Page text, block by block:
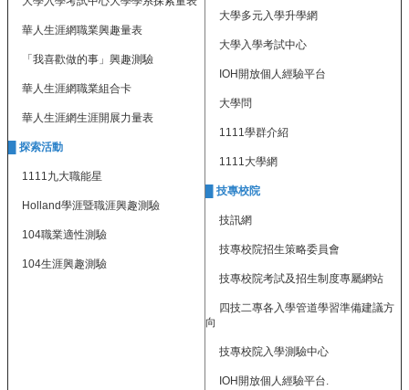
網
登
入
平
台
校
公
告
主
華人生涯網職業興趣量表
「我喜歡做的事」興趣測驗
華人生涯網職業組合卡
華人生涯網生涯開展力量表
探索活動
1111九大職能星
Holland學涯暨職涯興趣測驗
104職業適性測驗
104生涯興趣測驗
大學多元入學升學網
大學入學考試中心
IOH開放個人經驗平台
大學問
1111學群介紹
1111大學網
█ 技專校院
技訊網
技專校院招生策略委員會
技專校院考試及招生制度專屬網站
四技二專各入學管道學習準備建議方
向
技專校院入學測驗中心
IOH開放個人經驗平台.